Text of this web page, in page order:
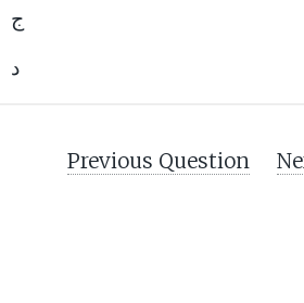
ج
د
Previous Question